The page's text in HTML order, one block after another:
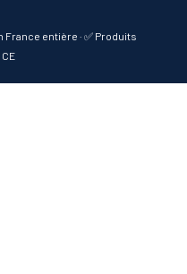
France entière · ✅ Produits